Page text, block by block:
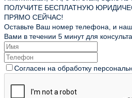
ПОЛУЧИТЕ БЕСПЛАТНУЮ
ПРЯМО СЕЙЧАС!
Оставьте Ваш номер телефона, и наш
Вами в течении 5 минут для
Согласен на обработку